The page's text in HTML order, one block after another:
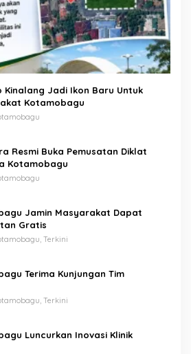
Kinalang Jadi Ikon Baru Untuk
Kotamobagu
Resmi Buka Pemusatan Diklat
Kotamobagu
Jamin Masyarakat Dapat
Gratis
Terkini
Terima Kunjungan Tim
Terkini
Luncurkan Inovasi Klinik